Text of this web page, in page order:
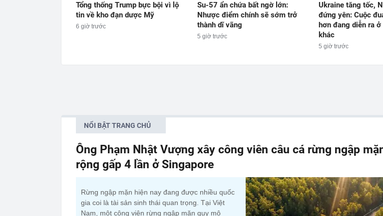
Tổng thống Trump bực bội vì lộ
tin về kho đạn dược Mỹ
6 giờ trước
Su-57 ẩn chứa bất ngờ lớn:
Nhược điểm chính sẽ sớm trở
thành dĩ vãng
5 giờ trước
Ukraine tăng tốc,
đứng yên: Cuộc
hơn đang diễn ra
khác
5 giờ trước
NỔI BẬT TRANG CHỦ
Ông Phạm Nhật Vượng xây công viên câu cá rừng ngập
rộng gấp 4 lần ở Singapore
Rừng ngập mặn hiện nay đang được nhiều quốc
gia coi là tài sản sinh thái quan trọng. Tại Việt
Nam, một công viên rừng ngập mặn quy mô